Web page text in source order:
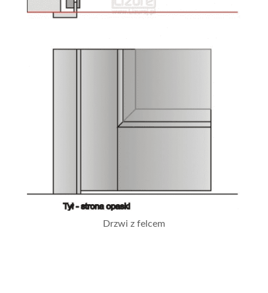
Drzwi z felcem